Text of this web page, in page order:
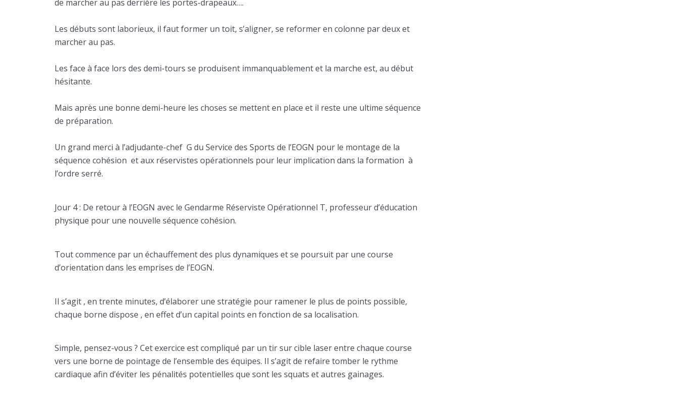
de marcher au pas derrière les portes-drapeaux….
Les débuts sont laborieux, il faut former un toit, s’aligner, se reformer en colonne par deux et
marcher au pas.
Les face à face lors des demi-tours se produisent immanquablement et la marche est, au début
hésitante.
Mais après une bonne demi-heure les choses se mettent en place et il reste une ultime séquence
de préparation.
Un grand merci à l’adjudante-chef G du Service des Sports de l’EOGN pour le montage de la
séquence cohésion et aux réservistes opérationnels pour leur implication dans la formation à
l’ordre serré.
Jour 4 : De retour à l’EOGN avec le Gendarme Réserviste Opérationnel T, professeur d’éducation
physique pour une nouvelle séquence cohésion.
Tout commence par un échauffement des plus dynamiques et se poursuit par une course
d’orientation dans les emprises de l’EOGN.
Il s’agit , en trente minutes, d’élaborer une stratégie pour ramener le plus de points possible,
chaque borne dispose , en effet d’un capital points en fonction de sa localisation.
Simple, pensez-vous ? Cet exercice est compliqué par un tir sur cible laser entre chaque course
vers une borne de pointage de l’ensemble des équipes. Il s’agit de refaire tomber le rythme
cardiaque afin d’éviter les pénalités potentielles que sont les squats et autres gainages.